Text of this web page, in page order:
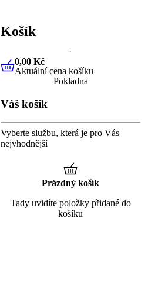
Košík
0,00 KčAktuální cena košíku
0,00 Kč
Aktuální cena košíku
Pokladna
Váš košík
Vyberte službu, která je pro Vás
nejvhodnější
Prázdný košík
Tady uvidíte položky přidané do
košíku